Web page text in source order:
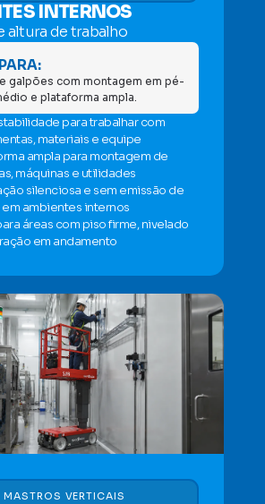
INTERNOS
altura de trabalho
galpões com montagem em pé-
e plataforma ampla.
para trabalhar com
materiais e equipe
ampla para montagem de
máquinas e utilidades
silenciosa e sem emissão de
em ambientes internos
áreas com piso firme, nivelado
em andamento
MASTROS VERTICAIS